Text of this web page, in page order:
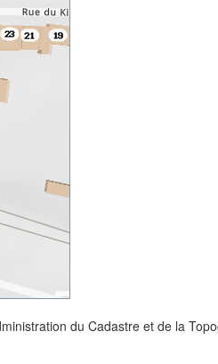
du Cadastre et de la